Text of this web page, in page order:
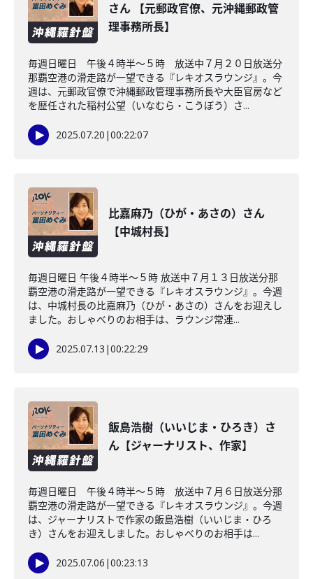
さん 【元郵政官僚、元沖縄郵政管
理事務所長】
毎週日曜日 午後４時半～５時 放送中７月２０日放送分
那覇空港の滑走路が一望できる『レキオスラウンジ』。今
週は、元郵政官僚で沖縄郵政管理事務所長や大臣官房など
を歴任された稲村公望（いなむら・こうぼう）さ...
2025.07.20 |00:22:07
比嘉麻乃（ひが・あさの）さん
【中城村長】
毎週日曜日 午後４時半～５時 放送中７月１３日放送分那
覇空港の滑走路が一望できる『レキオスラウンジ』。今週
は、中城村長の比嘉麻乃（ひが・あさの）さんをお迎えし
ました。おしゃべりのお相手は、ラウンジ常連...
2025.07.13 |00:22:29
飯島浩樹（いいじま・ひろき）さ
ん【ジャーナリスト、作家】
毎週日曜日 午後４時半～５時 放送中７月６日放送分那
覇空港の滑走路が一望できる『レキオスラウンジ』。今週
は、ジャーナリストで作家の飯島浩樹（いいじま・ひろ
き）さんをお迎えしました。おしゃべりのお相手は...
2025.07.06 |00:23:13